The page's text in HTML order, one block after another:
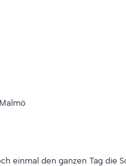
einmal den ganzen Tag die